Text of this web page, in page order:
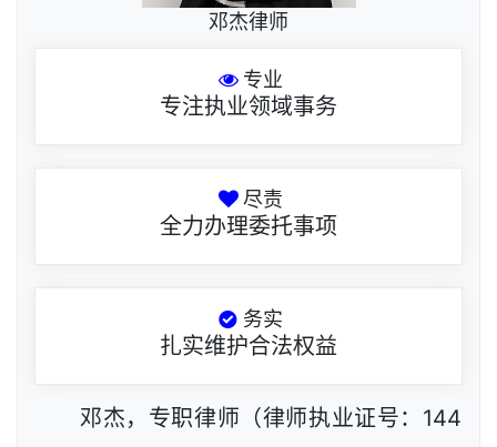
邓杰律师
专业
专注执业领域事务
尽责
全力办理委托事项
务实
扎实维护合法权益
邓杰，专职律师（律师执业证号：144